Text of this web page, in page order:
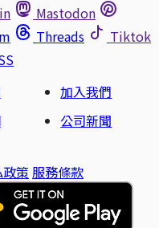
Mastodon
Threads
Tiktok
加入我們
公司新聞
策 服務條款